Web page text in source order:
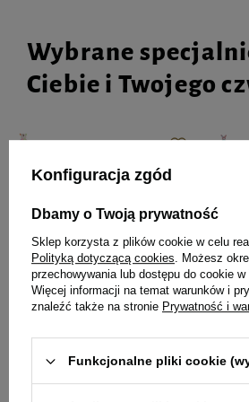
Wybrane
Ciebie i Twojego
Zabawka pluszowa Zolux Crazy
Jojo z dźwiękiem miś
- +
Do koszyka
-
Konfiguracja zgód
Dbamy o Twoją prywatność
Sklep korzysta z plików cookie w celu
Polityką dotyczącą cookies. Możesz
przechowywania lub dostępu do cookie w
Więcej informacji na temat warunków i
znaleźć także na stronie Prywatność i
Funkcjonalne pliki cookie